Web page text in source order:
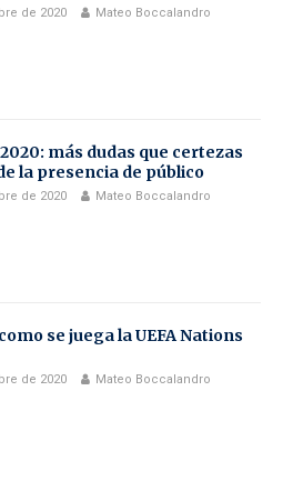
de 2020 Mateo Boccalandro
más dudas que certezas
la presencia de público
de 2020 Mateo Boccalandro
se juega la UEFA Nations
de 2020 Mateo Boccalandro